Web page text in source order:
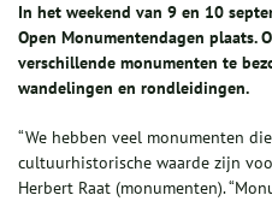
In het weekend van 9 en 10
Open Monumentendagen plaats.
verschillende monumenten te
wandelingen en rondleidingen.
“We hebben veel monumenten
cultuurhistorische waarde zijn
Herbert Raat (monumenten).